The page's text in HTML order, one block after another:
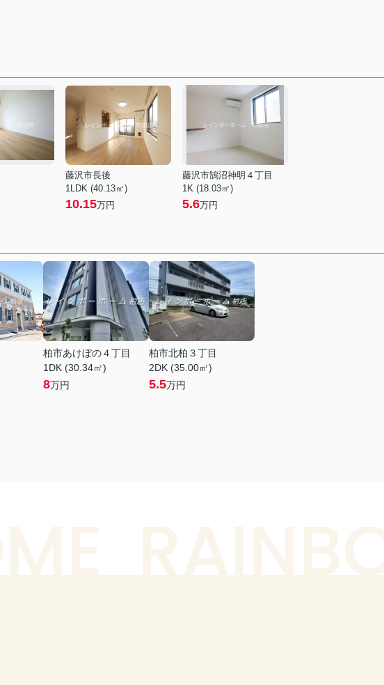
藤沢市長後
1LDK (40.13㎡)
10.15万円
藤沢市鵠沼神明４丁目
1K (18.03㎡)
5.6万円
柏市あけぼの４丁目
1DK (30.34㎡)
8万円
柏市北柏３丁目
2DK (35.00㎡)
5.5万円